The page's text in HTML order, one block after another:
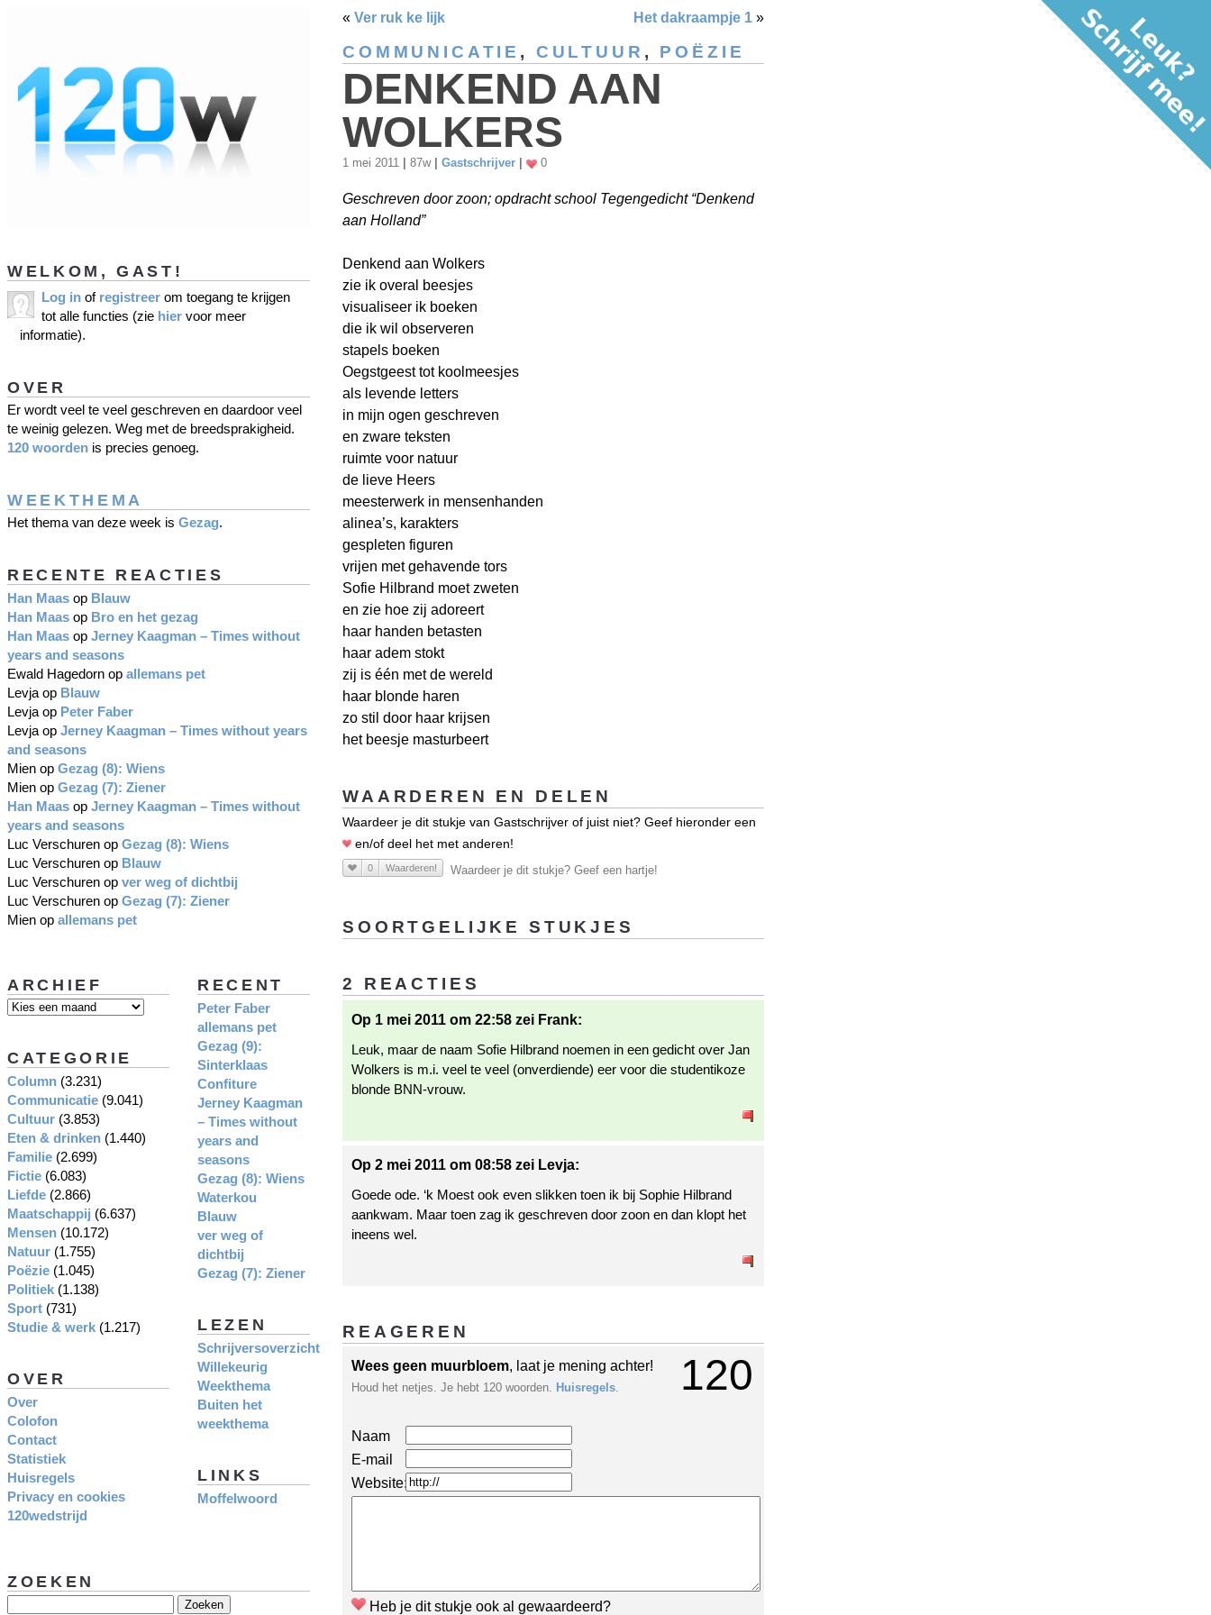
« Ver ruk ke lijk Het dakraampje 1 »
COMMUNICATIE , CULTUUR , POËZIE
DENKEND AAN
WOLKERS
1 mei 2011 87w Gastschrijver 0
Geschreven door zoon; opdracht school Tegengedicht “Denkend
aan Holland”
Denkend aan Wolkers
zie ik overal beesjes
visualiseer ik boeken
die ik wil observeren
stapels boeken
Oegstgeest tot koolmeesjes
als levende letters
in mijn ogen geschreven
en zware teksten
ruimte voor natuur
de lieve Heers
meesterwerk in mensenhanden
alinea’s, karakters
gespleten figuren
vrijen met gehavende tors
Sofie Hilbrand moet zweten
en zie hoe zij adoreert
haar handen betasten
haar adem stokt
zij is één met de wereld
haar blonde haren
zo stil door haar krijsen
het beesje masturbeert
WAARDEREN EN DELEN
Waardeer je dit stukje van Gastschrijver of juist niet? Geef hieronder een
en/of deel het met anderen!
0 Waarderen! Waardeer je dit stukje? Geef een hartje!
SOORTGELIJKE STUKJES
2 REACTIES
Op 1 mei 2011 om 22:58 zei Frank:
Leuk, maar de naam Sofie Hilbrand noemen in een gedicht over Jan
Wolkers is m.i. veel te veel (onverdiende) eer voor die studentikoze
blonde BNN-vrouw.
Op 2 mei 2011 om 08:58 zei Levja:
Goede ode. ‘k Moest ook even slikken toen ik bij Sophie Hilbrand
aankwam. Maar toen zag ik geschreven door zoon en dan klopt het
ineens wel.
REAGEREN
120
Wees geen muurbloem, laat je mening achter!
Houd het netjes. Je hebt 120 woorden. Huisregels.
Naam
E-mail
Website:
Heb je dit stukje ook al gewaardeerd?
WELKOM, GAST!
Log in of registreer om toegang te krijgen
tot alle functies (zie hier voor meer
informatie).
OVER
Er wordt veel te veel geschreven en daardoor veel
te weinig gelezen. Weg met de breedsprakigheid.
120 woorden is precies genoeg.
WEEKTHEMA
Het thema van deze week is Gezag.
RECENTE REACTIES
Han Maas op Blauw
Han Maas op Bro en het gezag
Han Maas op Jerney Kaagman – Times without
years and seasons
Ewald Hagedorn op allemans pet
Levja op Blauw
Levja op Peter Faber
Levja op Jerney Kaagman – Times without years
and seasons
Mien op Gezag (8): Wiens
Mien op Gezag (7): Ziener
Han Maas op Jerney Kaagman – Times without
years and seasons
Luc Verschuren op Gezag (8): Wiens
Luc Verschuren op Blauw
Luc Verschuren op ver weg of dichtbij
Luc Verschuren op Gezag (7): Ziener
Mien op allemans pet
RECENT
Peter Faber
allemans pet
Gezag (9):
Sinterklaas
Confiture
Jerney Kaagman
– Times without
years and
seasons
Gezag (8): Wiens
Waterkou
Blauw
ver weg of
dichtbij
Gezag (7): Ziener
LEZEN
Schrijversoverzicht
Willekeurig
Weekthema
Buiten het
weekthema
LINKS
Moffelwoord
ARCHIEF
CATEGORIE
Column (3.231)
Communicatie (9.041)
Cultuur (3.853)
Eten & drinken (1.440)
Familie (2.699)
Fictie (6.083)
Liefde (2.866)
Maatschappij (6.637)
Mensen (10.172)
Natuur (1.755)
Poëzie (1.045)
Politiek (1.138)
Sport (731)
Studie & werk (1.217)
OVER
Over
Colofon
Contact
Statistiek
Huisregels
Privacy en cookies
120wedstrijd
ZOEKEN